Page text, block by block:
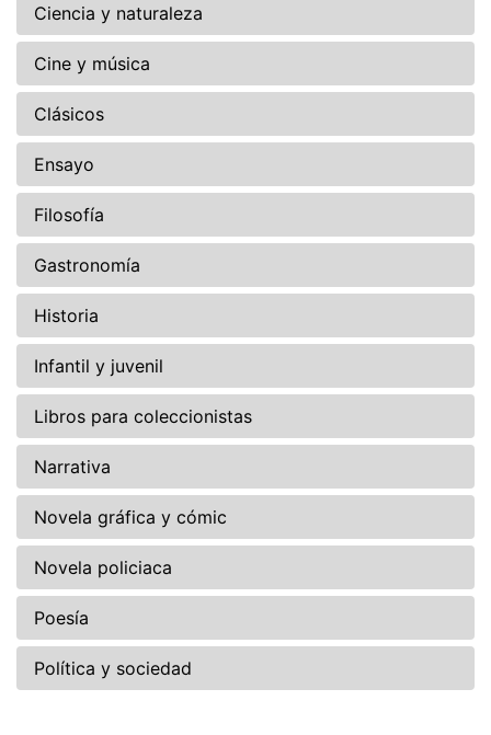
Ciencia y naturaleza
Cine y música
Clásicos
Ensayo
Filosofía
Gastronomía
Historia
Infantil y juvenil
Libros para coleccionistas
Narrativa
Novela gráfica y cómic
Novela policiaca
Poesía
Política y sociedad